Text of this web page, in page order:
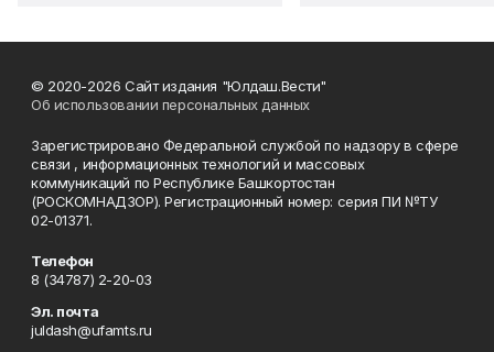
© 2020-2026 Сайт издания "Юлдаш.Вести"
Об использовании персональных данных
Зарегистрировано Федеральной службой по надзору в сфере
связи , информационных технологий и массовых
коммуникаций по Республике Башкортостан
(РОСКОМНАДЗОР). Регистрационный номер: серия ПИ №ТУ
02-01371.
Телефон
8 (34787) 2-20-03
Эл. почта
juldash@ufamts.ru